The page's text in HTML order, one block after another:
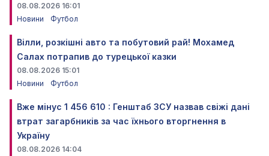
08.08.2026 16:01
Новини
Футбол
Вілли, розкішні авто та побутовий рай! Мохамед
Салах потрапив до турецької казки
08.08.2026 15:01
Новини
Футбол
Вже мінус 1 456 610 : Генштаб ЗСУ назвав свіжі дані
втрат загарбників за час їхнього вторгнення в
Україну
08.08.2026 14:04